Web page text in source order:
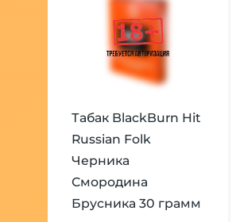
Табак BlackBurn Hit
Russian Folk
Черника
Смородина
Брусника 30 грамм